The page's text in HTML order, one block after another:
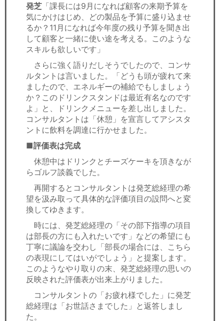
発芝 「課長には9月になれば顧客の来期予算を
気にかけはじめ、どの製品を予算に盛り込ませ
るか？11月になれば今年度の残り予算を聞き出
して顧客と一緒に使い途を考える。このような
スキルも欲しいです」
さらに強く語りだしそうでしたので、コンサ
ルタントは言いました。「どうも頭が疲れて来
ましたので、エネルギーの補給でもしましょう
か？このドリンクスタンドは最近有名なのです
よ」と、ドリンクメニューを差し出しました。
コンサルタントは「休憩」を宣言してアシスタ
ントに飲料を調達に行かせました。
■評価表は完成
休憩中はドリンクとチーズケーキを頂きなが
らゴルフ談義でした。
再開するとコンサルタントは発芝総経理の希
望を汲み取って具体的な評価項目の設問へと変
換してゆきます。
時には、発芝総経理の「その部下指導の項目
は部長の方にも入れたいです」などの希望にも
丁寧に議論を交わし「部長の場合には、こちら
の表現にしてはいがでしょう」と提案します。
このようなやり取りの末、発芝総経理の思いの
反映された評価表が出来上がりました。
コンサルタントの「お疲れ様でした」に発芝
総経理は「お世話さまでした」と返答しまし
た。